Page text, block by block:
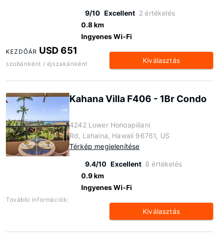
9/10 Excellent 2 értékelés
0.8 km
Ingyenes Wi-Fi
KEZDŐÁR USD 651
szobánként / éjszakánként Kiválasztás
Kahana Villa F406 - 1Br Condo
4242 Lower Honoapiilani
Rd, Lahaina, Hawaii 96761, US
Térkép megjelenítése
9.4/10 Excellent 8 értékelés
0.9 km
Ingyenes Wi-Fi
További információk:
Kiválasztás